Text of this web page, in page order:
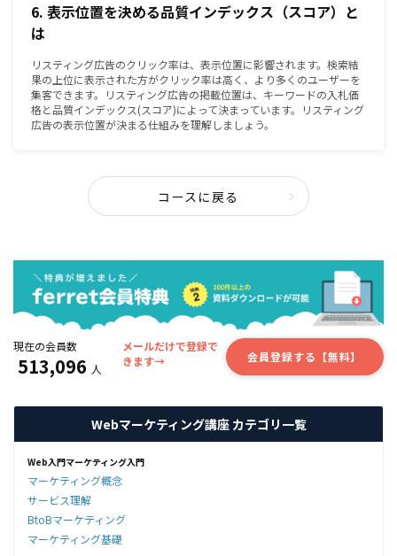
6. 表示位置を決める品質インデックス（スコア）と
は
リスティング広告のクリック率は、表示位置に影響されます。検索結
果の上位に表示された方がクリック率は高く、より多くのユーザーを
集客できます。リスティング広告の掲載位置は、キーワードの入札価
格と品質インデックス(スコア)によって決まっています。リスティング
広告の表示位置が決まる仕組みを理解しましょう。
コースに戻る
現在の会員数
513,096 人
メールだけで登録で
きます→
会員登録する【無料】
Webマーケティング講座 カテゴリ一覧
Web入門マーケティング入門
マーケティング概念
サービス理解
BtoBマーケティング
マーケティング基礎